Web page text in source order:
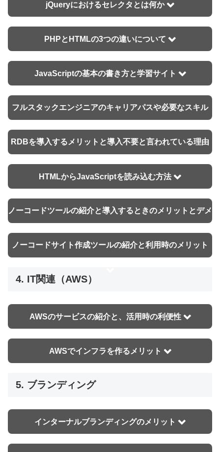
jQueryにおけるセレクタとは何か
PHPとHTMLの3つの違いについて
JavaScriptの基本の書き方と学習サイト
フルスタックエンジニアのキャリアパスや必要なスキル
RDBを導入するメリットと導入不要と言われている理由
HTMLからJavaScriptを読み込む方法
ノーコードツールの紹介と導入するときのメリットとデメ
リット
ノーコードサイト作成ツールの紹介と利用時のメリット
4. IT関連（AWS）
AWSのサービスの紹介と、活用時の利便性
AWSでインフラを作るメリット
5. ブランディング
インターナルブランディングのメリット